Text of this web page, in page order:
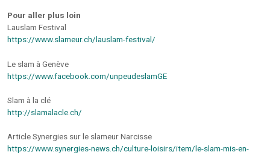
Pour aller plus loin
Lauslam Festival
https://www.slameur.ch/lauslam-festival/
Le slam à Genève
https://www.facebook.com/unpeudeslamGE
Slam à la clé
http://slamalacle.ch/
Article Synergies sur le slameur Narcisse
https://www.synergies-news.ch/culture-loisirs/item/le-slam-mis-en-